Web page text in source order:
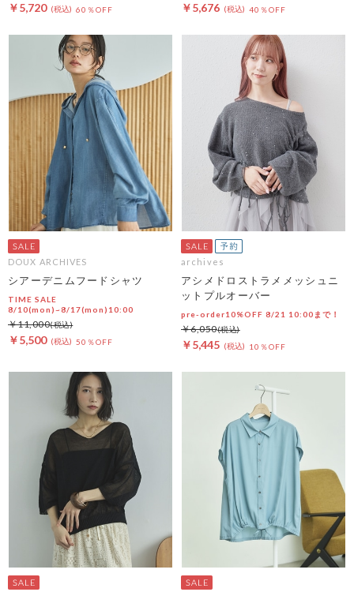
￥5,720 60％OFF ￥5,676 40％OFF
DOUX ARCHIVES
シアーデニムフードシャツ
TIME SALE
8/10(mon)~8/17(mon)10:00
￥5,500 50％OFF
￥11,000
archives
アシメドロストラメメッシュニ
ットプルオーバー
pre-order10%OFF 8/21 10:00まで！
￥5,445 10％OFF
￥6,050